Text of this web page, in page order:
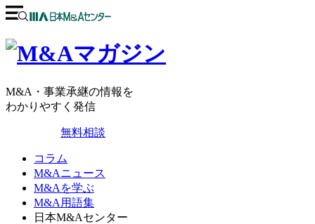
M&A・事業承継の情報を
わかりやすく発信
無料相談
コラム
M&Aニュース
M&Aを学ぶ
M&A用語集
日本M&Aセンター